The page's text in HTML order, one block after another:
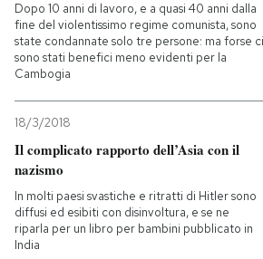
Dopo 10 anni di lavoro, e a quasi 40 anni dalla
fine del violentissimo regime comunista, sono
state condannate solo tre persone: ma forse ci
sono stati benefici meno evidenti per la
Cambogia
18/3/2018
Il complicato rapporto dell’Asia con il
nazismo
In molti paesi svastiche e ritratti di Hitler sono
diffusi ed esibiti con disinvoltura, e se ne
riparla per un libro per bambini pubblicato in
India